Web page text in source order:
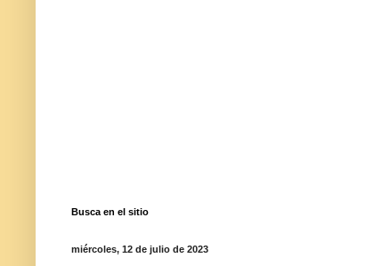
Busca en el sitio
miércoles, 12 de julio de 2023